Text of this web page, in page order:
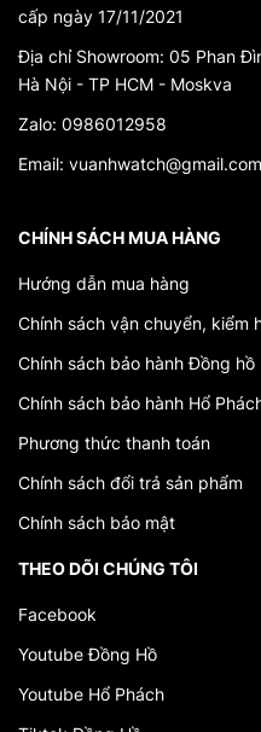
cấp ngày 17/11/2021
Địa chỉ Showroom: 05 Phan
Hà Nội - TP HCM - Moskva
Zalo: 0986012958
Email: vuanhwatch@gmail.com
CHÍNH SÁCH MUA HÀNG
Hướng dẫn mua hàng
Chính sách vận chuyển, kiểm
Chính sách bảo hành Đồng hồ
Chính sách bảo hành Hổ
Phương thức thanh toán
Chính sách đổi trả sản phẩm
Chính sách bảo mật
THEO DÕI CHÚNG TÔI
Facebook
Youtube Đồng Hồ
Youtube Hổ Phách